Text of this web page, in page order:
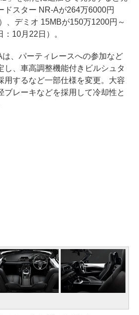
ドスター NR-Aが264万6000円
、デミオ 15MBが150万1200円～
10月22日）。
、パーティレースへの参加など
し、車高調整機能付きビルシュタ
用するなど一部仕様を変更。大容
ブレーキなどを採用して冷却性と